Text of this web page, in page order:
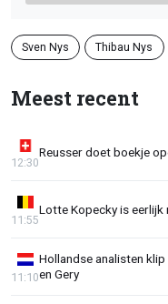
Sven Nys Thibau Nys
Meest recent
Reusser doet boekje
12:30
Lotte Kopecky is
11:55
Hollandse analisten
en Gery
11:10